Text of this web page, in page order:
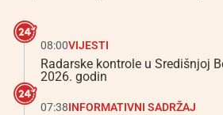
08:00VIJESTI
Radarske kontrole u Središnjoj
2026. godin
07:38INFORMATIVNI SADRŽAJ